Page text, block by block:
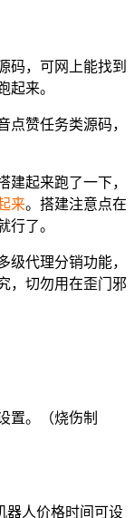
码，可网上能找到
起来。
点赞任务类源码，
建起来跑了一下，
来。搭建注意点在
行了。
级代理分销功能，
，切勿用在歪门邪
置。（烧伤制
器人价格时间可设